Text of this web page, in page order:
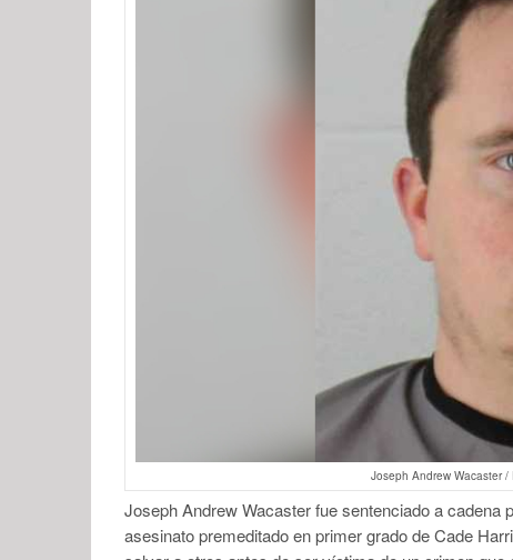
Joseph Andrew Wacaster
Joseph Andrew Wacaster fue sentenciado a cadena
asesinato premeditado en primer grado de Cade